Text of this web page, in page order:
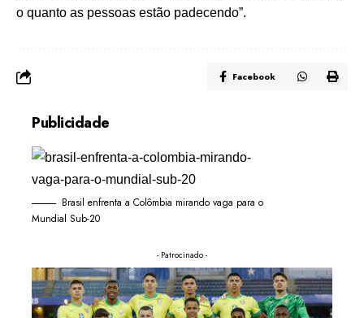
o quanto as pessoas estão padecendo”.
Facebook
Publicidade
Brasil enfrenta a Colômbia mirando vaga para o
Mundial Sub-20
- Patrocinado -